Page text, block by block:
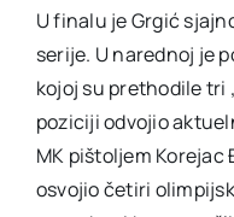
U finalu je Grgić
serije. U narednoj je
kojoj su prethodile tri
poziciji odvojio
MK pištoljem
osvojio četiri